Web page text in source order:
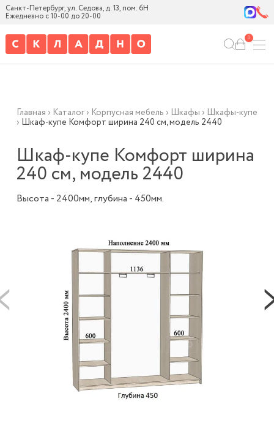
Санкт-Петербург, ул. Седова, д. 13, пом. 6Н
Ежедневно с 10-00 до 20-00
0
Главная › Каталог› Корпусная мебель › Шкафы › Шкафы-купе
› Шкаф-купе Комфорт ширина 240 см, модель 2440
Шкаф-купе Комфорт ширина
240 см, модель 2440
Высота - 2400мм, глубина - 450мм.